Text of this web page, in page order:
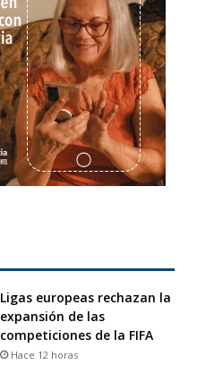
Ligas europeas rechazan la
expansión de las
competiciones de la FIFA
Hace 12 horas